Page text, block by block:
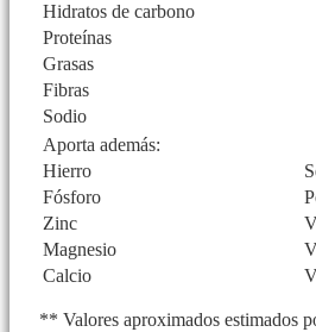
Hidratos de carbono
Proteínas
Grasas
Fibras
Sodio
Aporta además:
Hierro
Fósforo
Zinc
Magnesio
Calcio
** Valores aproximados estimados